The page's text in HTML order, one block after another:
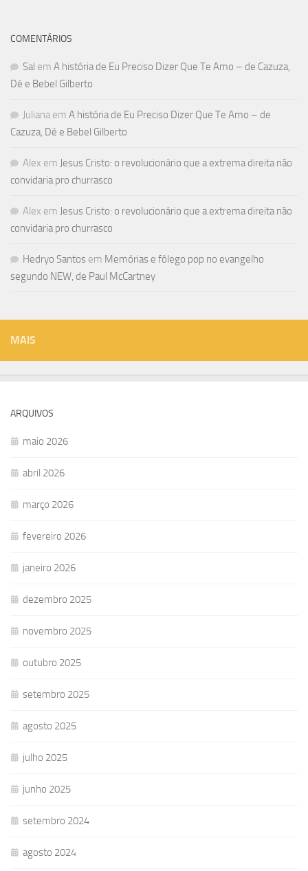
COMENTÁRIOS
Sal em A história de Eu Preciso Dizer Que Te Amo – de Cazuza,
Dé e Bebel Gilberto
Juliana em A história de Eu Preciso Dizer Que Te Amo – de
Cazuza, Dé e Bebel Gilberto
Alex em Jesus Cristo: o revolucionário que a extrema direita não
convidaria pro churrasco
Alex em Jesus Cristo: o revolucionário que a extrema direita não
convidaria pro churrasco
Hedryo Santos em Memórias e fôlego pop no evangelho
segundo NEW, de Paul McCartney
MAIS
ARQUIVOS
maio 2026
abril 2026
março 2026
fevereiro 2026
janeiro 2026
dezembro 2025
novembro 2025
outubro 2025
setembro 2025
agosto 2025
julho 2025
junho 2025
setembro 2024
agosto 2024